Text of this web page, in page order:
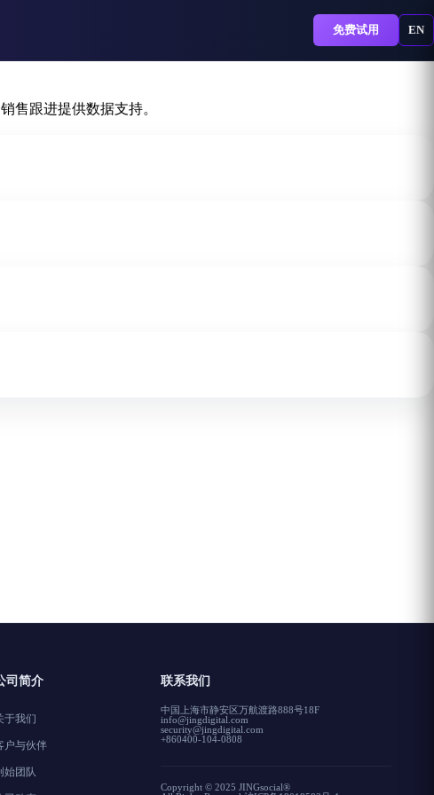
免费试用 EN
售跟进提供数据支持。
司简介
于我们
户与伙伴
始团队
联系我们
中国上海市静安区万航渡路888号18F
info@jingdigital.com
security@jingdigital.com
+860400-104-0808
Copyright © 2025 JINGsocial®